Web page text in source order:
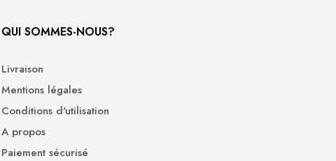
QUI SOMMES-NOUS?
Livraison
Mentions légales
Conditions d'utilisation
A propos
Paiement sécurisé